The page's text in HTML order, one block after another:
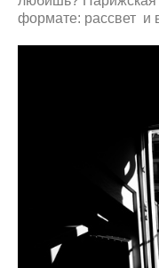
формате: рассвет и